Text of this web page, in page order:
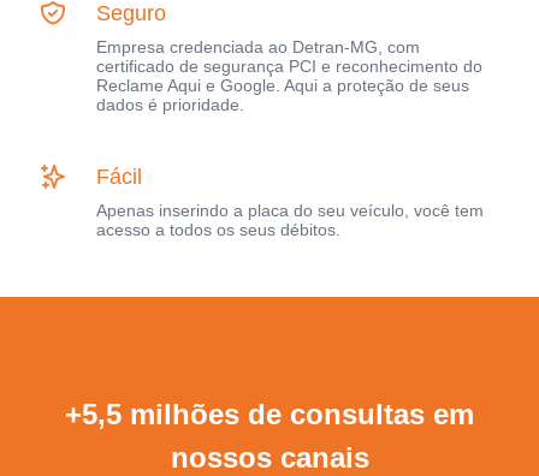
Seguro
Empresa credenciada ao Detran-MG, com
certificado de segurança PCI e reconhecimento do
Reclame Aqui e Google. Aqui a proteção de seus
dados é prioridade.
Fácil
Apenas inserindo a placa do seu veículo, você tem
acesso a todos os seus débitos.
+5,5 milhões de consultas em
nossos canais